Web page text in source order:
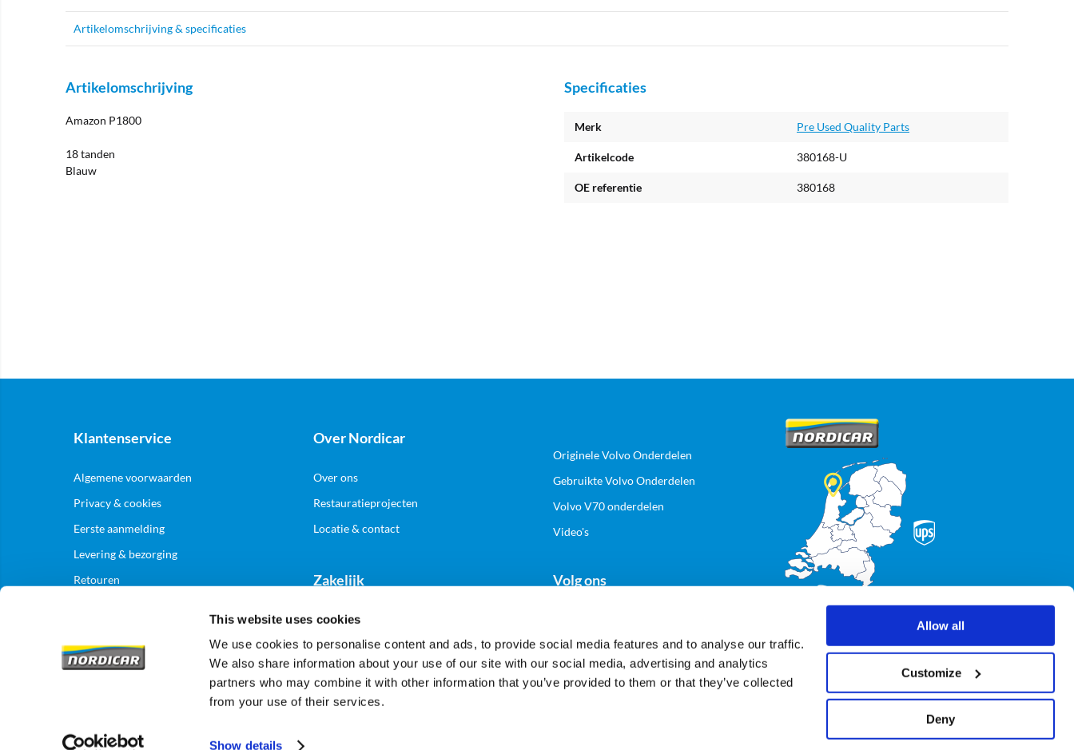
This website uses cookies
We use cookies to personalise content and ads, to provide social media features and to analyse our traffic.
We also share information about your use of our site with our social media, advertising and analytics
partners who may combine it with other information that you’ve provided to them or that they’ve collected
from your use of their services.
Show details
Allow all
Customize
Deny
Artikelomschrijving & specificaties
Artikelomschrijving
Amazon P1800
18 tanden
Blauw
Specificaties
Merk Pre Used Quality Parts
Artikelcode 380168-U
OE referentie 380168
Klantenservice
Algemene voorwaarden
Privacy & cookies
Eerste aanmelding
Levering & bezorging
Retouren
Over Nordicar
Over ons
Restauratieprojecten
Locatie & contact
Originele Volvo Onderdelen
Gebruikte Volvo Onderdelen
Volvo V70 onderdelen
Video's
Zakelijk
Aanmelden zakelijk account
Volg ons